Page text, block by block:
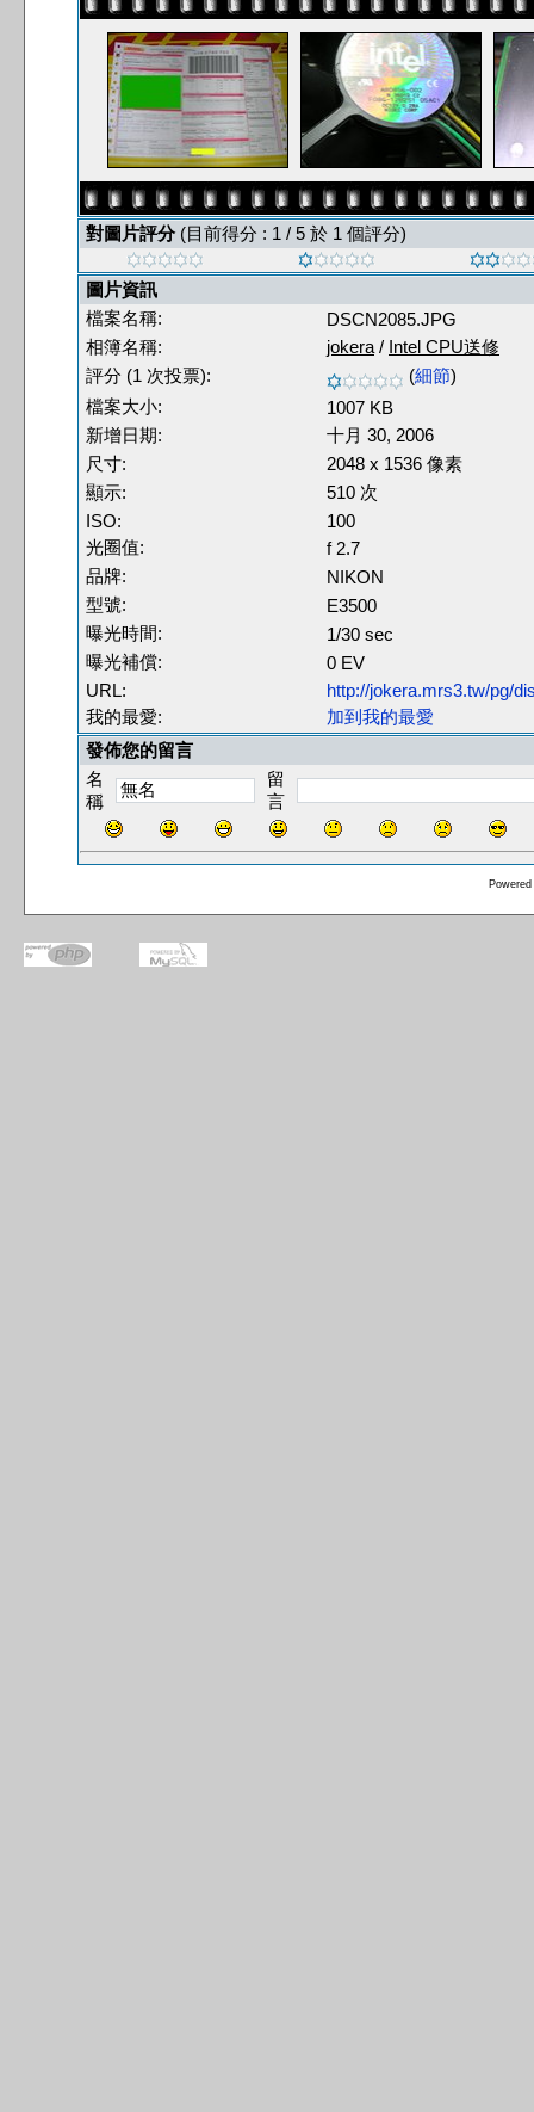
對圖片評分(目前得分 : 1 / 5 於 1 個評分)
圖片資訊
檔案名稱:
DSCN2085.JPG
相簿名稱:
jokera / Intel CPU送修
評分 (1 次投票):
(細節)
檔案大小:
1007 KB
新增日期:
十月 30, 2006
尺寸:
2048 x 1536 像素
顯示:
510 次
ISO:
100
光圈值:
f 2.7
品牌:
NIKON
型號:
E3500
曝光時間:
1/30 sec
曝光補償:
0 EV
URL:
http://jokera.mrs3.tw/pg/
我的最愛:
加到我的最愛
發佈您的留言
名
稱
留
言